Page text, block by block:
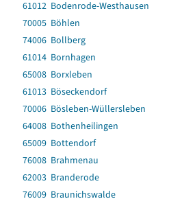
61012 Bodenrode-Westhausen
70005 Böhlen
74006 Bollberg
61014 Bornhagen
65008 Borxleben
61013 Böseckendorf
70006 Bösleben-Wüllersleben
64008 Bothenheilingen
65009 Bottendorf
76008 Brahmenau
62003 Branderode
76009 Braunichswalde